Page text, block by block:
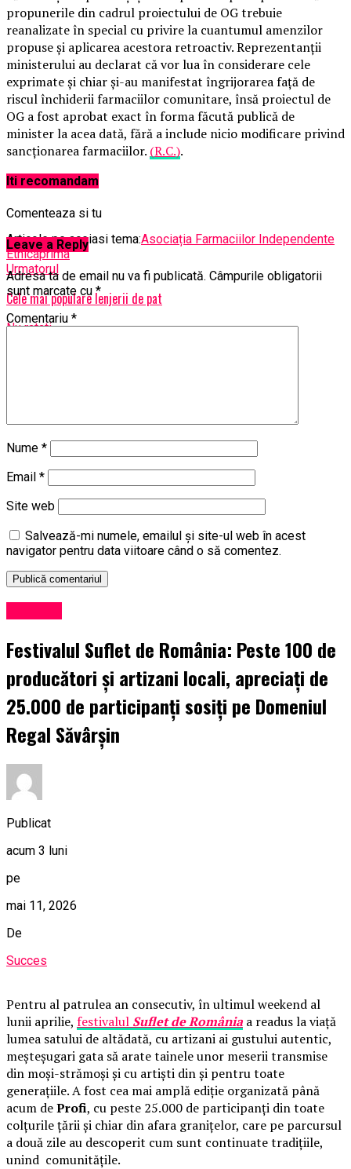
propunerile din cadrul proiectului de OG trebuie
reanalizate în special cu privire la cuantumul amenzilor
propuse și aplicarea acestora retroactiv. Reprezentanții
ministerului au declarat că vor lua în considerare cele
exprimate și chiar și-au manifestat îngrijorarea față de
riscul închiderii farmaciilor comunitare, însă proiectul de
OG a fost aprobat exact în forma făcută publică de
minister la acea dată, fără a include nicio modificare privind
sancționarea farmaciilor. (R.C.).
Articole pe aceiasi tema:Asociația Farmaciilor Independente
Ethicaprima
Urmatorul
Cele mai populare lenjerii de pat
Nu ratati
Iti recomandam
Comenteaza si tu
Leave a Reply
Adresa ta de email nu va fi publicată. Câmpurile obligatorii
sunt marcate cu *
Comentariu *
Nume *
Email *
Site web
Salvează-mi numele, emailul și site-ul web în acest
navigator pentru data viitoare când o să comentez.
Festivalul Suflet de România: Peste 100 de
producători și artizani locali, apreciați de
25.000 de participanți sosiți pe Domeniul
Regal Săvârșin
Publicat
acum 3 luni
pe
mai 11, 2026
De
Succes
Pentru al patrulea an consecutiv, în ultimul weekend al
lunii aprilie, festivalul Suflet de România a readus la viață
lumea satului de altădată, cu artizani ai gustului autentic,
meșteșugari gata să arate tainele unor meserii transmise
din moși-strămoși și cu artiști din și pentru toate
generațiile. A fost cea mai amplă ediție organizată până
acum deProfi, cu peste 25.000 de participanți din toate
colțurile țării și chiar din afara granițelor, care pe parcursul
a două zile au descoperit cum sunt continuate tradițiile,
unind comunitățile.